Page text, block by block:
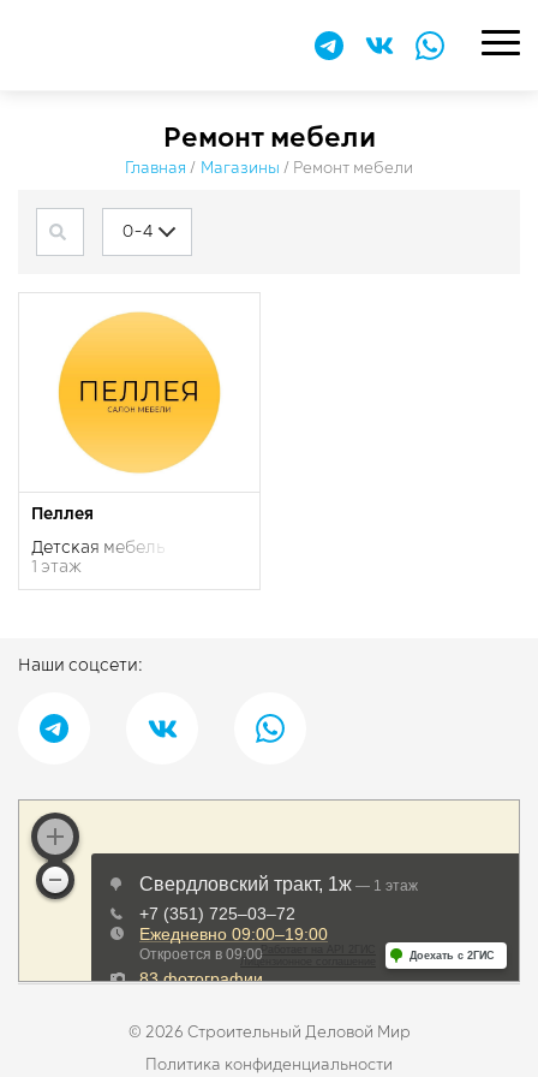
​Ремонт мебели
Главная / Магазины / ​Ремонт мебели
0-4
Пеллея
Детская мебель
1 этаж
Наши соцсети:
© 2026 Строительный Деловой Мир
Политика конфиденциальности